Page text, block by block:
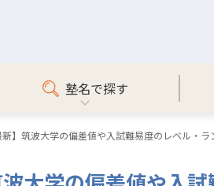
塾名で探す
新】筑波大学の偏差値や入試難易度のレベル・